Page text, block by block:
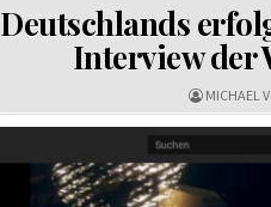
Deutschlands
Interview der
MICHAEL